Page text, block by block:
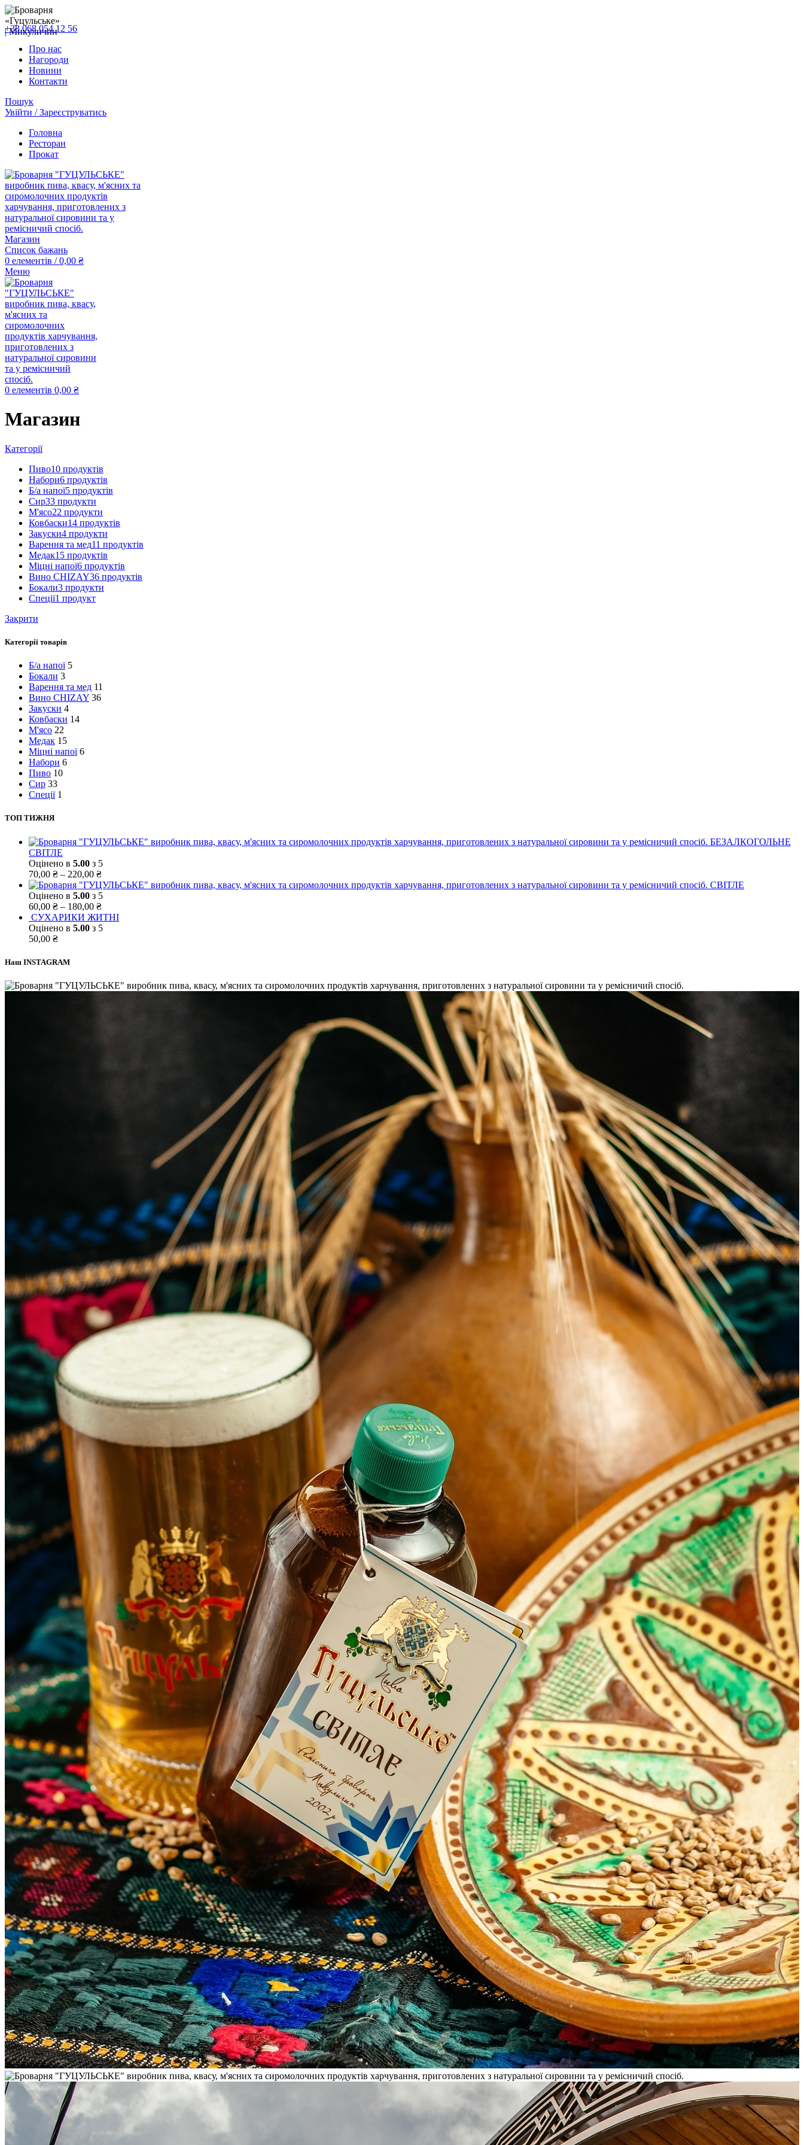
+38 068 054 12 56
Про нас
Нагороди
Новини
Контакти
Пошук
Увійти / Зареєструватись
Головна
Ресторан
Прокат
Магазин
Список бажань
0 елементів / 0,00 ₴
Меню
0 елементів 0,00 ₴
Магазин
Категорії
Пиво10 продуктів
Набори6 продуктів
Б/а напої5 продуктів
Сир33 продукти
М'ясо22 продукти
Ковбаски14 продуктів
Закуски4 продукти
Варення та мед11 продуктів
Медак15 продуктів
Міцні напої6 продуктів
Вино CHIZAY36 продуктів
Бокали3 продукти
Спеції1 продукт
Закрити
Категорії товарів
Б/а напої 5
Бокали 3
Варення та мед 11
Вино CHIZAY 36
Закуски 4
Ковбаски 14
М'ясо 22
Медак 15
Міцні напої 6
Набори 6
Пиво 10
Сир 33
Спеції 1
ТОП ТИЖНЯ
БЕЗАЛКОГОЛЬНЕ
СВІТЛЕ
Оцінено в 5.00 з 5
70,00 ₴ – 220,00 ₴
СВІТЛЕ
Оцінено в 5.00 з 5
60,00 ₴ – 180,00 ₴
СУХАРИКИ ЖИТНІ
Оцінено в 5.00 з 5
50,00 ₴
Наш INSTAGRAM